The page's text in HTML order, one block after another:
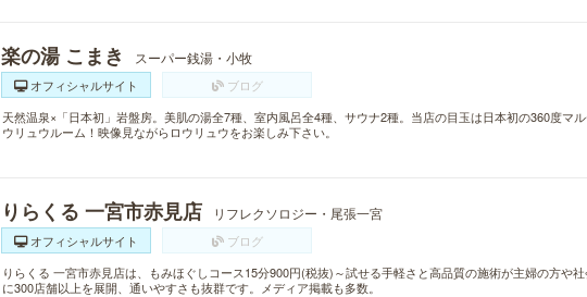
楽の湯 こまき スーパー銭湯・小牧
オフィシャルサイト
ブログ
天然温泉×「日本初」岩盤房。美肌の湯全7種、室内風呂全4種、サウナ2種。当店の目玉は日本初の360度マ
ウリュウルーム！映像見ながらロウリュウをお楽しみ下さい。
りらくる 一宮市赤見店 リフレクソロジー・尾張一宮
オフィシャルサイト
ブログ
りらくる 一宮市赤見店は、もみほぐしコース15分900円(税抜)～試せる手軽さと高品質の施術が主婦の方や
に300店舗以上を展開、通いやすさも抜群です。メディア掲載も多数。